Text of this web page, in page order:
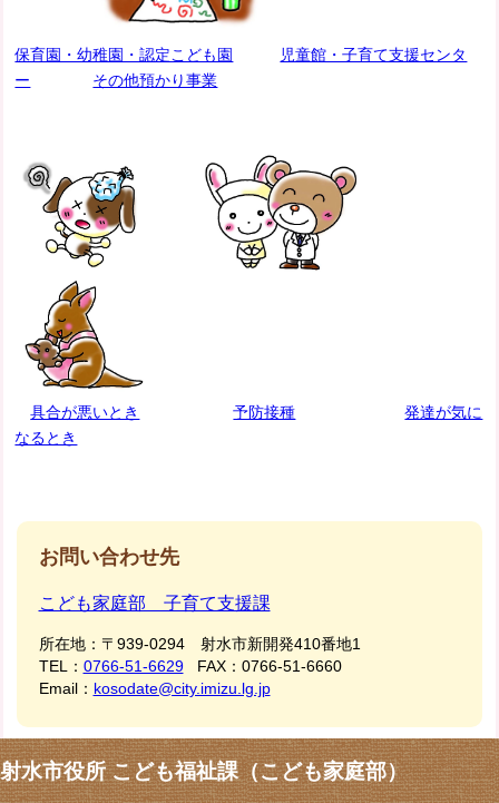
保育園・幼稚園・認定こども園
児童館・子育て支援センタ
ー
その他預かり事業
具合が悪いとき 予防接種
発達が気に
なるとき
お問い合わせ先
こども家庭部 子育て支援課
所在地： 〒939-0294 射水市新開発410番地1
TEL： 0766-51-6629FAX： 0766-51-6660
Email： kosodate@city.imizu.lg.jp
射水市役所 こども福祉課（こども家庭部）